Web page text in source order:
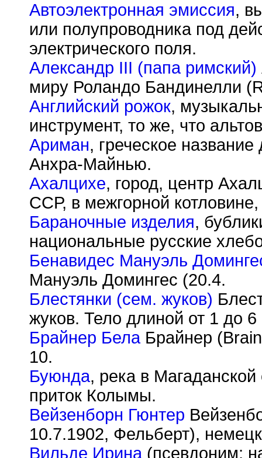
Автоэлектронная эмиссия,
или полупроводника под
электрического поля.
Александр III (папа римский)
миру Роландо Бандинелли
Английский рожок,
инструмент, то же, что
Ариман, греческое
Анхра-Майнью.
Ахалцихе, город, центр
ССР, в межгорной
Бараночные изделия,
национальные русские
Бенавидес Мануэль
Мануэль Домингес (20.4.
Блестянки (сем. жуков)
жуков. Тело длиной от 1 до
Брайнер БелаБрайнер
10.
Буюнда, река в
приток Колымы.
Вейзенборн Гюнтер
10.7.1902, Фельберт),
Вильде Ирина(псевдоним;